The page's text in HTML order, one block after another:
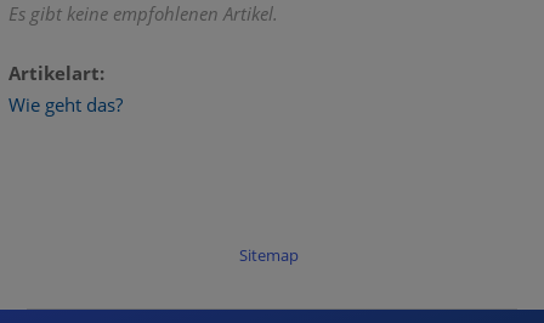
Es gibt keine empfohlenen Artikel.
Artikelart
Wie geht das?
Sitemap